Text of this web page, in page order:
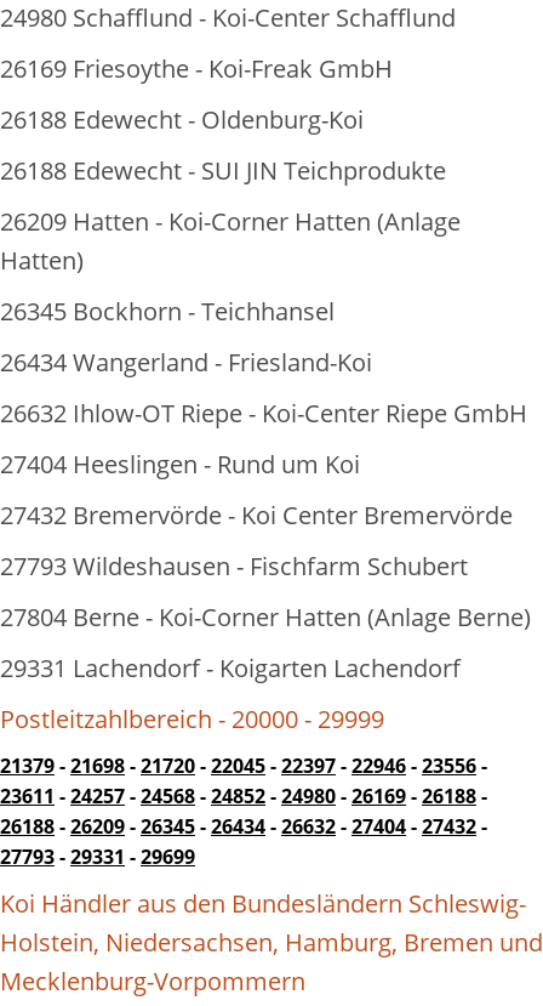
24980 Schafflund - Koi-Center Schafflund
26169 Friesoythe - Koi-Freak GmbH
26188 Edewecht - Oldenburg-Koi
26188 Edewecht - SUI JIN Teichprodukte
26209 Hatten - Koi-Corner Hatten (Anlage
Hatten)
26345 Bockhorn - Teichhansel
26434 Wangerland - Friesland-Koi
26632 Ihlow-OT Riepe - Koi-Center Riepe GmbH
27404 Heeslingen - Rund um Koi
27432 Bremervörde - Koi Center Bremervörde
27793 Wildeshausen - Fischfarm Schubert
27804 Berne - Koi-Corner Hatten (Anlage Berne)
29331 Lachendorf - Koigarten Lachendorf
Postleitzahlbereich - 20000 - 29999
21379-21698-21720-22045-22397-22946-23556-
23611 -24257-24568-24852-24980-26169-26188-
26188-26209-26345-26434-26632-27404-27432-
27793-29331 -29699
Koi Händler aus den Bundesländern Schleswig-
Holstein, Niedersachsen, Hamburg, Bremen und
Mecklenburg-Vorpommern